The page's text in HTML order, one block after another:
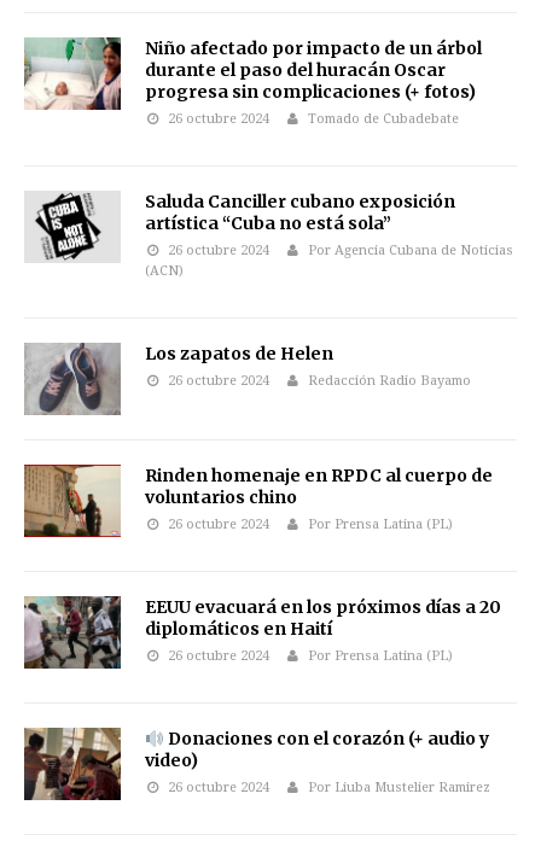
Niño afectado por impacto de un árbol
durante el paso del huracán Oscar
progresa sin complicaciones (+ fotos)
26 octubre 2024 Tomado de Cubadebate
Saluda Canciller cubano exposición
artística “Cuba no está sola”
26 octubre 2024
Por Agencia Cubana de Noticias
(ACN)
Los zapatos de Helen
26 octubre 2024 Redacción Radio Bayamo
Rinden homenaje en RPDC al cuerpo de
voluntarios chino
26 octubre 2024 Por Prensa Latina (PL)
EEUU evacuará en los próximos días a 20
diplomáticos en Haití
26 octubre 2024 Por Prensa Latina (PL)
Donaciones con el corazón (+ audio y
video)
26 octubre 2024 Por Liuba Mustelier Ramirez